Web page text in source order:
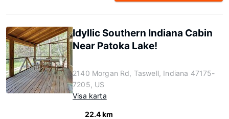
Idyllic Southern Indiana Cabin
Near Patoka Lake!
2140 Morgan Rd, Taswell, Indiana 47175-
7205, US
Visa karta
22.4 km